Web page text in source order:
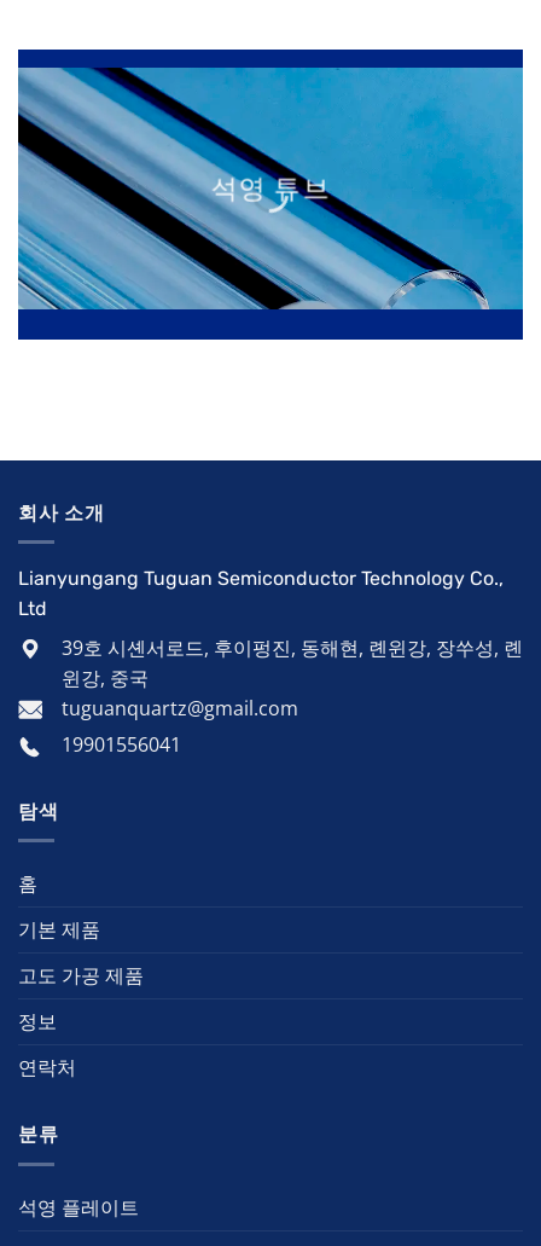
석영 튜브
회사 소개
Lianyungang Tuguan Semiconductor Technology Co.,
Ltd
39호 시셴서로드, 후이펑진, 동해현, 롄윈강, 장쑤성, 롄
윈강, 중국
tuguanquartz@gmail.com
19901556041
탐색
홈
기본 제품
고도 가공 제품
정보
연락처
분류
석영 플레이트